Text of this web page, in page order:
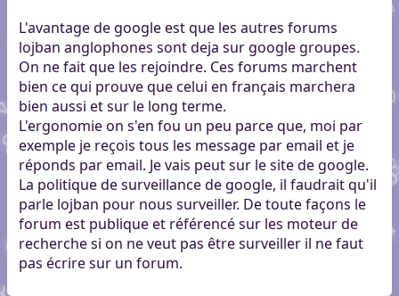
L'avantage de google est que les autres forums
lojban anglophones sont deja sur google groupes.
On ne fait que les rejoindre. Ces forums marchent
bien ce qui prouve que celui en français marchera
bien aussi et sur le long terme.
L'ergonomie on s'en fou un peu parce que, moi par
exemple je reçois tous les message par email et je
réponds par email. Je vais peut sur le site de google.
La politique de surveillance de google, il faudrait qu'il
parle lojban pour nous surveiller. De toute façons le
forum est publique et référencé sur les moteur de
recherche si on ne veut pas être surveiller il ne faut
pas écrire sur un forum.